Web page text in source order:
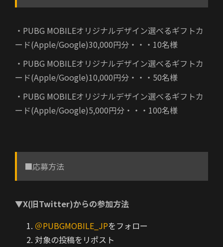
・PUBG MOBILEオリジナルデザイン選べるギフトカ
ード(Apple/Google)30,000円分・・・10名様
・PUBG MOBILEオリジナルデザイン選べるギフトカ
ード(Apple/Google)10,000円分・・・50名様
・PUBG MOBILEオリジナルデザイン選べるギフトカ
ード(Apple/Google)5,000円分・・・100名様
■応募方法
▼X(旧Twitter)からの参加方法
＠PUBGMOBILE_JPをフォロー
対象の投稿をリポスト